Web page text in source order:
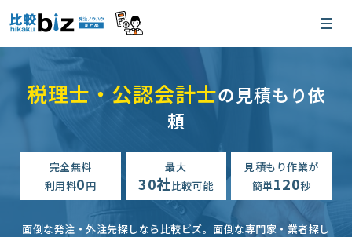
税理士・公認会計士の見積もり依
頼
完全無料
利用料0円
最大
30社比較可能
見積もり作業が
簡単120秒
面倒な発注・外注先探しなら比較ビズ。 面倒な専門家・業者探し